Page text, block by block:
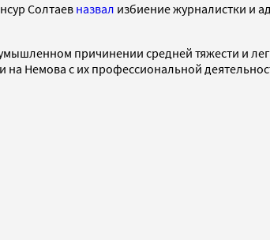
Солтаев назвал избиение журналистки и
причинении средней тяжести и
на Немова с их профессиональной